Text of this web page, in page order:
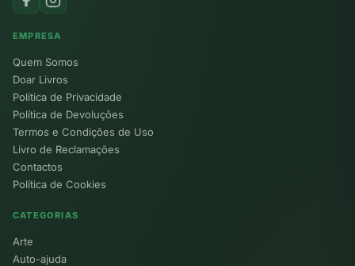
EMPRESA
Quem Somos
Doar Livros
Política de Privacidade
Política de Devoluções
Termos e Condições de Uso
Livro de Reclamações
Contactos
Política de Cookies
CATEGORIAS
Arte
Auto-ajuda